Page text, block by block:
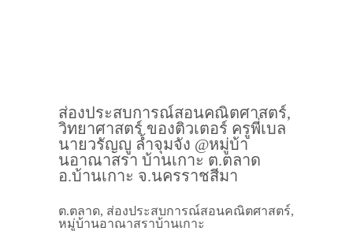
ส่องประสบการณ์สอนคณิตศาสตร์,
วิทยาศาสตร์ ของติวเตอร์ ครูพี่เบล
นายวรัญญู ล้ำจุมจัง @หมู่บ้า
นอาณาสรา บ้านเกาะ ต.ตลาด
อ.บ้านเกาะ จ.นครราชสีมา
ต.ตลาด, ส่องประสบการณ์สอนคณิตศาสตร์,
หมู่บ้านอาณาสราบ้านเกาะ